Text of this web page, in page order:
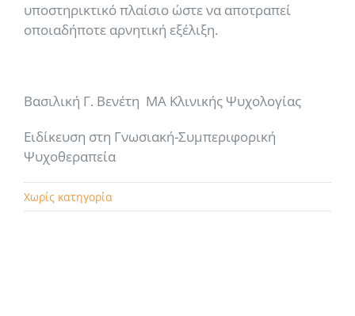
υποστηρικτικό πλαίσιο ώστε να αποτραπεί
οποιαδήποτε αρνητική εξέλιξη.
Βασιλική Γ. Βενέτη ΜΑ Κλινικής Ψυχολογίας
Ειδίκευση στη Γνωσιακή-Συμπεριφορική
Ψυχοθεραπεία
Χωρίς κατηγορία